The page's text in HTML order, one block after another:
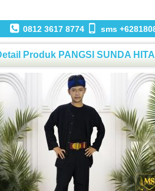
0812 3617 8774 sms
Produk PANGSI SUNDA